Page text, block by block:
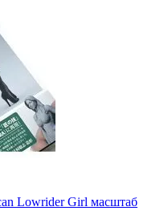
Lowrider Girl масштаб